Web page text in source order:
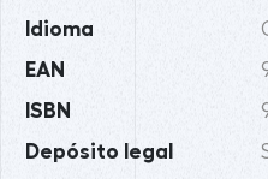
Idioma
EAN
ISBN
Depósito legal